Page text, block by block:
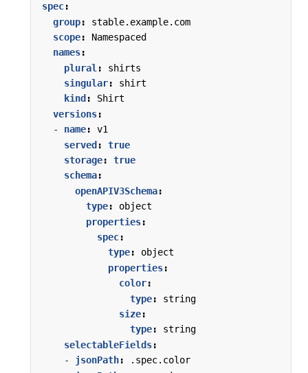
spec:
group:
stable.example.com
scope:
Namespaced
names:
plural :
shirts
singular:
shirt
kind :
Shirt
versions:
- name:
v1
served :
true
storage:
true
schema:
openAPIV3Schema:
type:
object
properties:
spec:
type:
object
properties:
color:
type:
string
size:
type:
string
selectableFields:
- jsonPath:
.spec.color